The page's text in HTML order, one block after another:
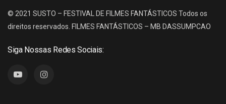
© 2021 SUSTO – FESTIVAL DE FILMES FANTÁSTICOS Todos os
direitos reservados. FILMES FANTÁSTICOS – MB DASSUMPCAO
Siga Nossas Redes Sociais: